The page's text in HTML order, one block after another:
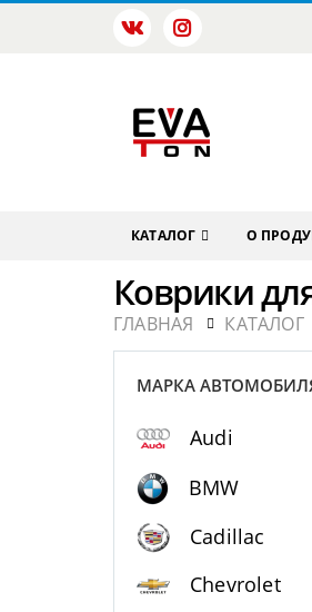
КАТАЛОГ О
Коврики
ГЛАВНАЯ КАТАЛОГ
МАРКА
Audi
BMW
Cadillac
Chevrolet